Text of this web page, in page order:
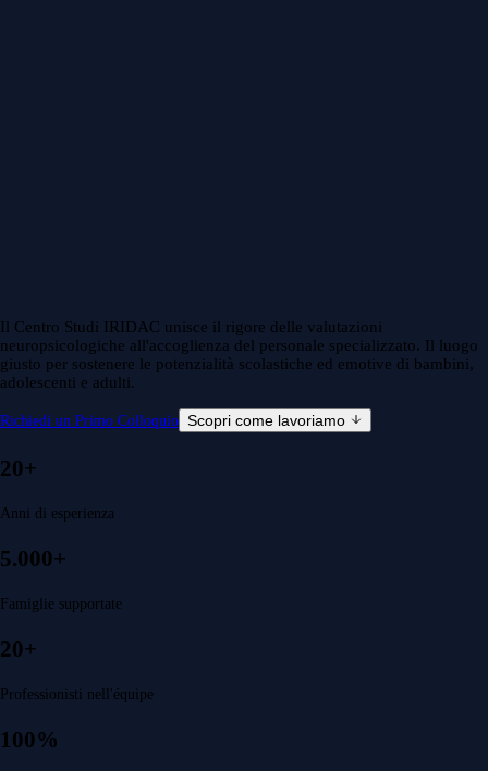
Il Centro Studi IRIDAC unisce il rigore delle valutazioni
neuropsicologiche all'accoglienza del personale specializzato. Il luogo
giusto per sostenere le potenzialità scolastiche ed emotive di bambini,
adolescenti e adulti.
Richiedi un Primo Colloquio Scopri come lavoriamo
20+
Anni di esperienza
5.000+
Famiglie supportate
20+
Professionisti nell'équipe
100%